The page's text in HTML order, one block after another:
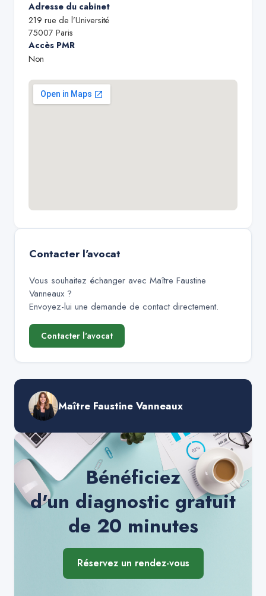
Adresse du cabinet
219 rue de l’Université
75007 Paris
Accès PMR
Non
Contacter l'avocat
Vous souhaitez échanger avec Maître Faustine
Vanneaux ?
Envoyez-lui une demande de contact directement.
Contacter l'avocat
Maître Faustine Vanneaux
Bénéficiez
d'un diagnostic gratuit
de 20 minutes
Réservez un rendez-vous